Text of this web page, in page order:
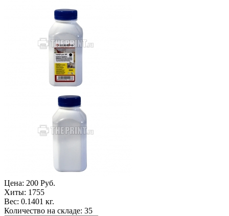
Цена: 200 Руб.
Хиты: 1755
Вес: 0.1401 кг.
Количество на складе: 35